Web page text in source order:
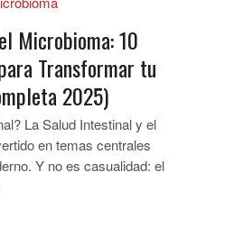
Microbioma: 10
Transformar tu
2025)
La Salud Intestinal y el
en temas centrales
Y no es casualidad: el